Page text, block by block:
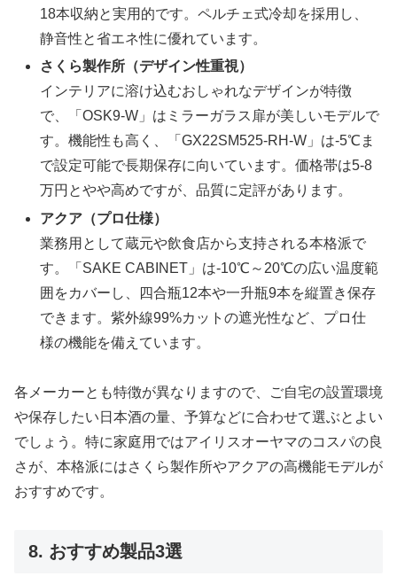
18本収納と実用的です。ペルチェ式冷却を採用し、
静音性と省エネ性に優れています。
さくら製作所（デザイン性重視）
インテリアに溶け込むおしゃれなデザインが特徴
で、「OSK9-W」はミラーガラス扉が美しいモデルで
す。機能性も高く、「GX22SM525-RH-W」は-5℃ま
で設定可能で長期保存に向いています。価格帯は5-8
万円とやや高めですが、品質に定評があります。
アクア（プロ仕様）
業務用として蔵元や飲食店から支持される本格派で
す。「SAKE CABINET」は-10℃～20℃の広い温度範
囲をカバーし、四合瓶12本や一升瓶9本を縦置き保存
できます。紫外線99%カットの遮光性など、プロ仕
様の機能を備えています。
各メーカーとも特徴が異なりますので、ご自宅の設置環境
や保存したい日本酒の量、予算などに合わせて選ぶとよい
でしょう。特に家庭用ではアイリスオーヤマのコスパの良
さが、本格派にはさくら製作所やアクアの高機能モデルが
おすすめです。
8. おすすめ製品3選